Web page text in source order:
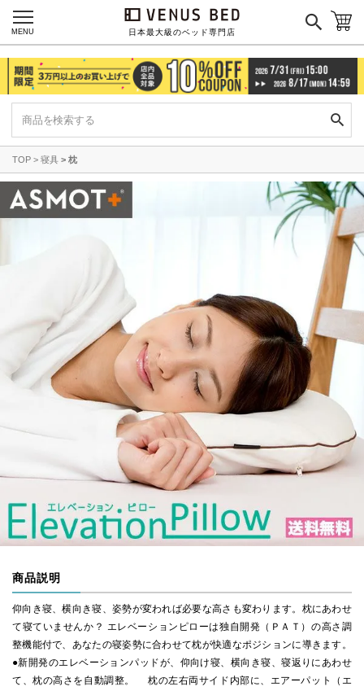
日本最大級のベッド専門店
MENU
TOP 寝具 枕
商品説明
仰向き寝、横向き寝、姿勢が変われば必要な高さも変わります。枕にあわせ
て寝ていませんか？ エレベーションピローは独自開発（ＰＡＴ）の高さ調
整機能付で、あなたの寝姿勢に合わせて枕が快適なポジションに導きます。
●新開発のエレベーションパッドが、仰向け寝、横向き寝、寝返りにあわせ
て、枕の高さを自動調整。 枕の左右両サイド内部に、エアーパット（エ